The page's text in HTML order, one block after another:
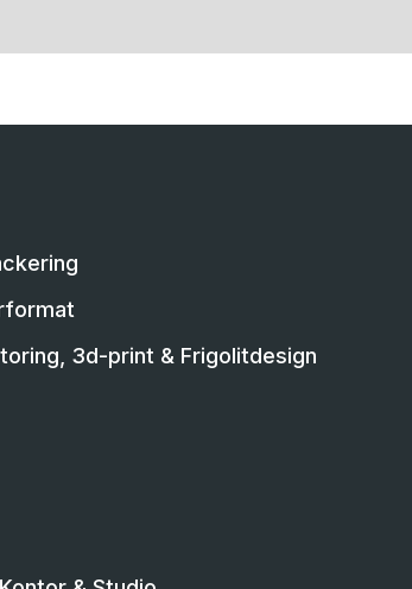
3d-print & Frigolitdesign